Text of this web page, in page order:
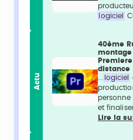
logiciel
Actu
40ème
distance
...
logiciel
personne
et
Lire la